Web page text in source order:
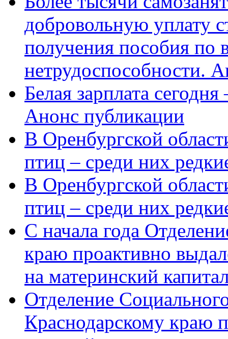
добровольную уплату
получения пособия по
нетрудоспособности.
Белая зарплата
Анонс публикации
В Оренбургской
птиц – среди них
В Оренбургской
птиц – среди них
С начала года
краю проактивно
на материнский
Отделение
Краснодарскому краю